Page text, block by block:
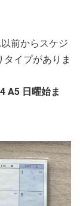
前からスケジ
イプがありま
A5 日曜始ま